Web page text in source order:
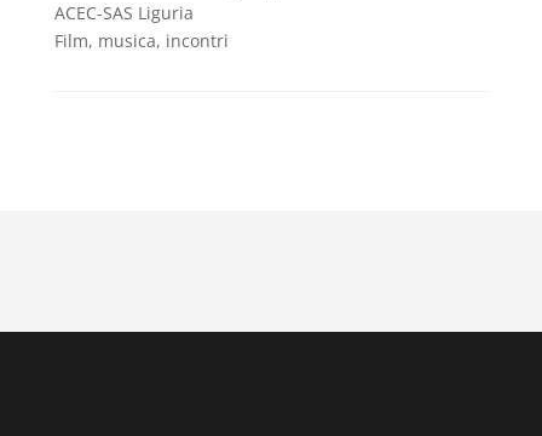
ACEC-SAS Liguria
Film, musica, incontri